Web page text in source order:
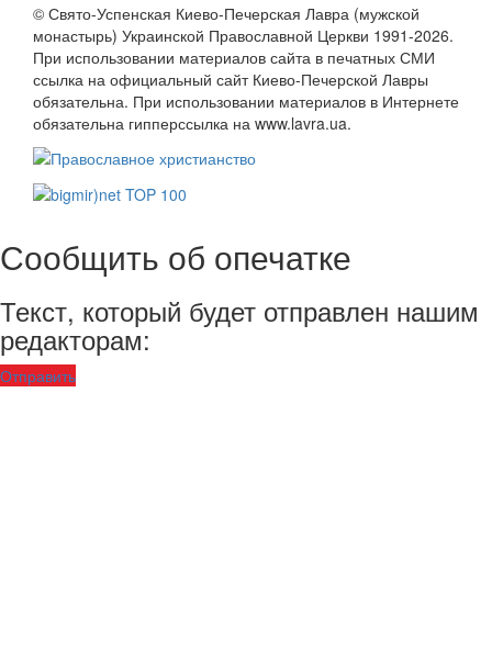
© Свято-Успенская Киево-Печерская Лавра (мужской
монастырь) Украинской Православной Церкви 1991-2026.
При использовании материалов сайта в печатных СМИ
ссылка на официальный сайт Киево-Печерской Лавры
обязательна. При использовании материалов в Интернете
обязательна гипперссылка на www.lavra.ua.
Сообщить об опечатке
Текст, который будет отправлен нашим
редакторам:
Отправить